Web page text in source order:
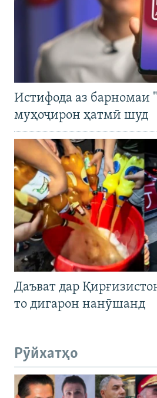
Истифода аз барномаи
муҳоҷирон ҳатмӣ шуд
Даъват дар
то дигарон нанӯшанд
Рӯйхатҳо